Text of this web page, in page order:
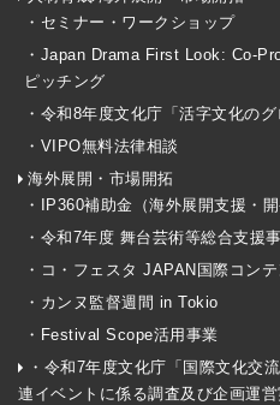
・セミナー・ワークショップ
・Japan Drama First Look: Co-
ピッチング
・令和8年度文化庁「活字文化の
・VIPO無料法律相談
海外展開・市場開拓
・IP360補助金（海外展開支援・
・令和7年度 舞台芸術等総合支援
・コ・フェスタ JAPAN国際コン
・カンヌ監督週間 in Tokio
・Festival Scope活用事業
・令和7年度文化庁「国際文化交
連イベントに係る調査及び企画運営